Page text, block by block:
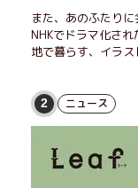
また、あのふたり
NHKでドラマ化さ
地で暮らす、イラ
げたり、部屋でふた
独身、幼なじみの
2 ニュース